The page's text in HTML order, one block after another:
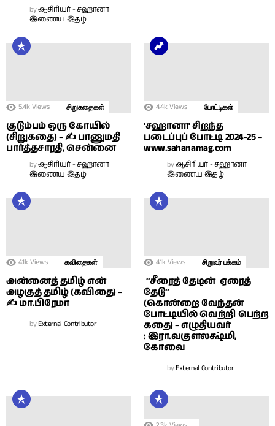
byஆசிரியர் - சஹானா
இணைய இதழ்
5.4k Views சிறுகதைகள்
குடும்பம் ஒரு கோயில்
(சிறுகதை) – ✍ பானுமதி
பார்த்தசாரதி, சென்னை
byஆசிரியர் - சஹானா
இணைய இதழ்
4.4k Views போட்டிகள்
‘சஹானா’ சிறந்த
படைப்புப் போட்டி 2024-25 –
www.sahanamag.com
byஆசிரியர் - சஹானா
இணைய இதழ்
4.1k Views கவிதைகள்
அன்னைத் தமிழ் என்
அழகுத் தமிழ் (கவிதை) –
✍ மா.பிரேமா
byExternal Contributor
4.1k Views சிறுவர் பக்கம்
“சீரைத் தேடின் ஏரைத்
தேடு”
(கொன்றை வேந்தன்
போட்டியில் வெற்றி பெற்ற
கதை) – எழுதியவர்
: இரா.வகுளலக்ஷ்மி,
கோவை
byExternal Contributor